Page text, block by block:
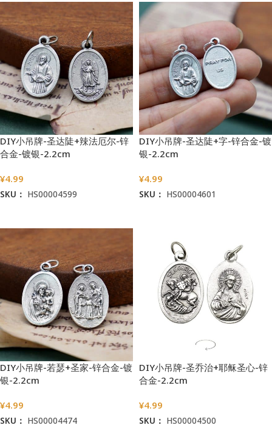
DIY小吊牌-圣达陡+辣法厄尔-锌
合金-镀银-2.2cm
¥4.99
SKU： HS00004599
DIY小吊牌-圣达陡+字-锌合金-镀
银-2.2cm
¥4.99
SKU： HS00004601
DIY小吊牌-若瑟+圣家-锌合金-镀
银-2.2cm
¥4.99
SKU： HS00004474
DIY小吊牌-圣乔治+耶稣圣心-锌
合金-2.2cm
¥4.99
SKU： HS00004500